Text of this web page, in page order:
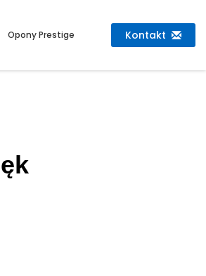
Opony Prestige Kontakt